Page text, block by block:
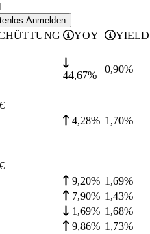
Anmelden
YOY YIELD
44,67%
0,90%
€
4,28% 1,70%
€
9,20% 1,69%
7,90% 1,43%
1,69% 1,68%
9,86% 1,73%